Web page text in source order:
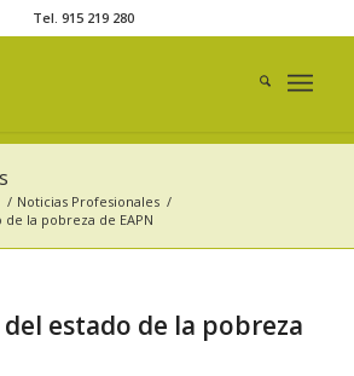
Tel. 915 219 280
/ Noticias Profesionales /
la pobreza de EAPN
estado de la pobreza